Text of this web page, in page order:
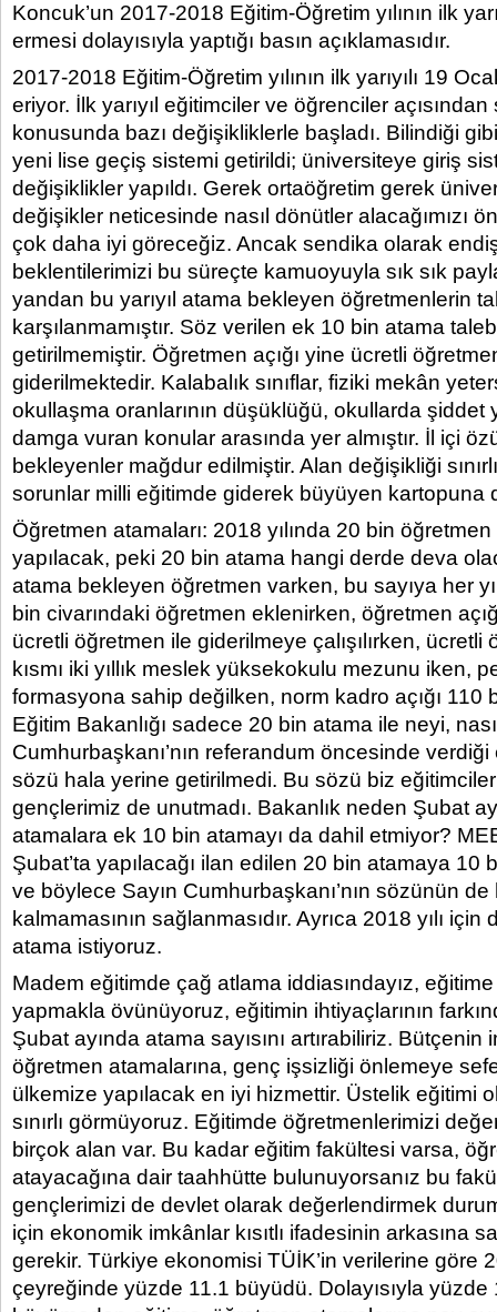
Koncuk’un 2017-2018 Eğitim-Öğretim yılının ilk
ermesi dolayısıyla yaptığı basın açıklamasıdır.
2017-2018 Eğitim-Öğretim yılının ilk yarıyılı 19
eriyor. İlk yarıyıl eğitimciler ve öğrenciler
konusunda bazı değişikliklerle başladı. Bilindiği gibi
yeni lise geçiş sistemi getirildi; üniversiteye giriş
değişiklikler yapıldı. Gerek ortaöğretim gerek
değişikler neticesinde nasıl dönütler alacağımızı
çok daha iyi göreceğiz. Ancak sendika olarak
beklentilerimizi bu süreçte kamuoyuyla sık sık
yandan bu yarıyıl atama bekleyen öğretmenlerin
karşılanmamıştır. Söz verilen ek 10 bin atama
getirilmemiştir. Öğretmen açığı yine ücretli
giderilmektedir. Kalabalık sınıflar, fiziki mekân
okullaşma oranlarının düşüklüğü, okullarda şiddet
damga vuran konular arasında yer almıştır. İl içi
bekleyenler mağdur edilmiştir. Alan değişikliği
sorunlar milli eğitimde giderek büyüyen kartopuna
Öğretmen atamaları: 2018 yılında 20 bin öğretmen
yapılacak, peki 20 bin atama hangi derde deva
atama bekleyen öğretmen varken, bu sayıya her
bin civarındaki öğretmen eklenirken, öğretmen
ücretli öğretmen ile giderilmeye çalışılırken, ücretli
kısmı iki yıllık meslek yüksekokulu mezunu iken,
formasyona sahip değilken, norm kadro açığı 110
Eğitim Bakanlığı sadece 20 bin atama ile neyi,
Cumhurbaşkanı’nın referandum öncesinde
sözü hala yerine getirilmedi. Bu sözü biz
gençlerimiz de unutmadı. Bakanlık neden Şubat
atamalara ek 10 bin atamayı da dahil etmiyor?
Şubat’ta yapılacağı ilan edilen 20 bin atamaya 10
ve böylece Sayın Cumhurbaşkanı’nın sözünün
kalmamasının sağlanmasıdır. Ayrıca 2018 yılı
atama istiyoruz.
Madem eğitimde çağ atlama iddiasındayız, eğitime
yapmakla övünüyoruz, eğitimin ihtiyaçlarının
Şubat ayında atama sayısını artırabiliriz. Bütçenin
öğretmen atamalarına, genç işsizliği önlemeye
ülkemize yapılacak en iyi hizmettir. Üstelik eğitimi
sınırlı görmüyoruz. Eğitimde öğretmenlerimizi
birçok alan var. Bu kadar eğitim fakültesi varsa,
atayacağına dair taahhütte bulunuyorsanız bu
gençlerimizi de devlet olarak değerlendirmek
için ekonomik imkânlar kısıtlı ifadesinin arkasına
gerekir. Türkiye ekonomisi TÜİK’in verilerine göre
çeyreğinde yüzde 11.1 büyüdü. Dolayısıyla yüzde